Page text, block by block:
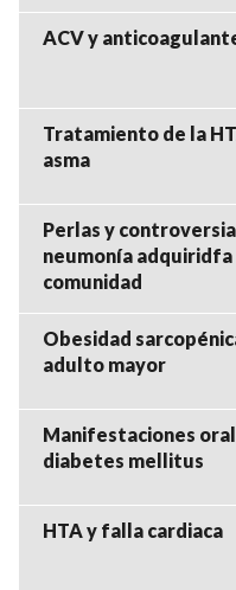
ACV y
Tratamiento de la
asma
Perlas y
neumonía adquiridfa
comunidad
Obesidad
adulto mayor
Manifestaciones
diabetes mellitus
HTA y falla cardiaca